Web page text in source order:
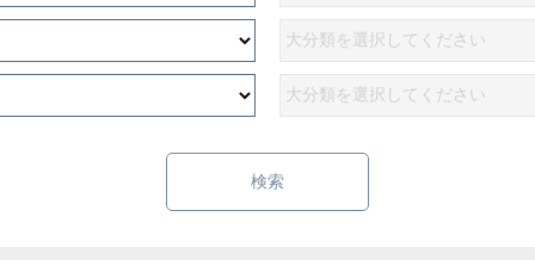
検索